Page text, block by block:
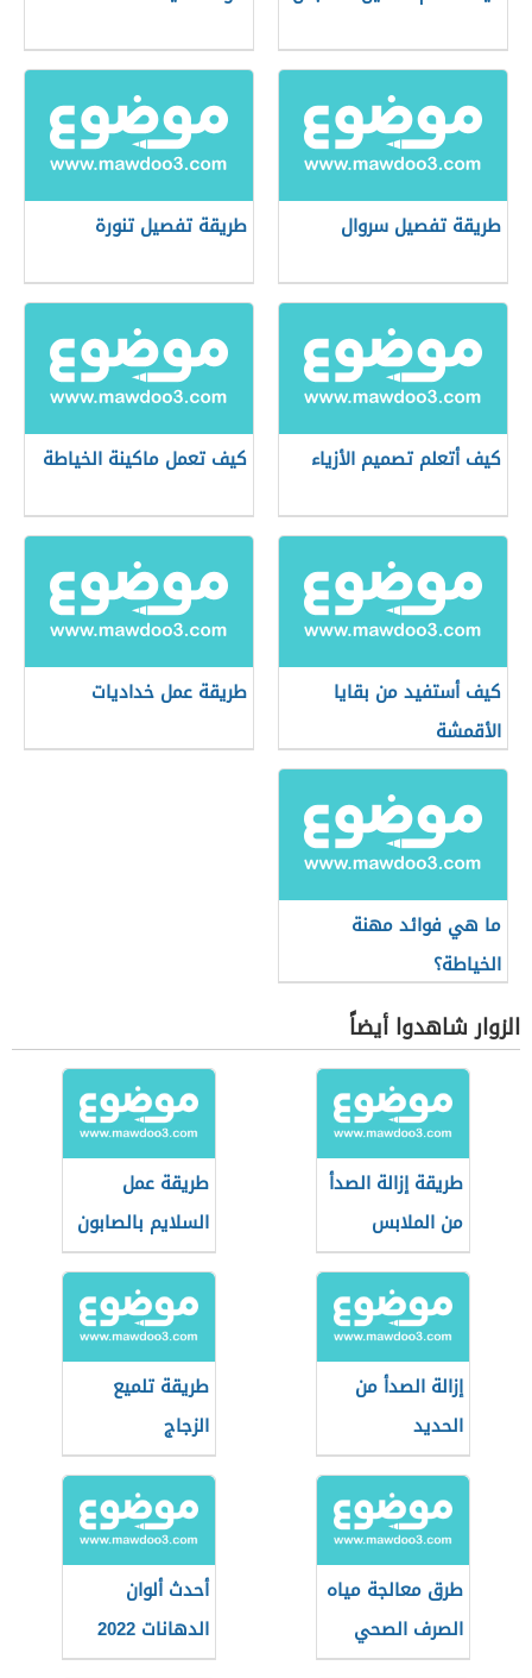
طريقة تفصيل سروال طريقة تفصيل تنورة
كيف أتعلم تصميم الأزياء كيف تعمل ماكينة الخياطة
كيف أستفيد من بقايا
الأقمشة
طريقة عمل خداديات
ما هي فوائد مهنة
الخياطة؟
الزوار شاهدوا أيضاً
طريقة إزالة الصدأ
من الملابس
البيضاء
طريقة عمل
السلايم بالصابون
السائل
إزالة الصدأ من
الحديد
طريقة تلميع
الزجاج
طرق معالجة مياه
الصرف الصحي
أحدث ألوان
الدهانات 2022